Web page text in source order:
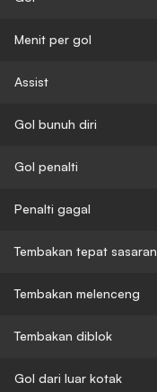
Menit per gol
Assist
Gol bunuh diri
Gol penalti
Penalti gagal
Tembakan tepat sasaran
Tembakan melenceng
Tembakan diblok
Gol dari luar kotak